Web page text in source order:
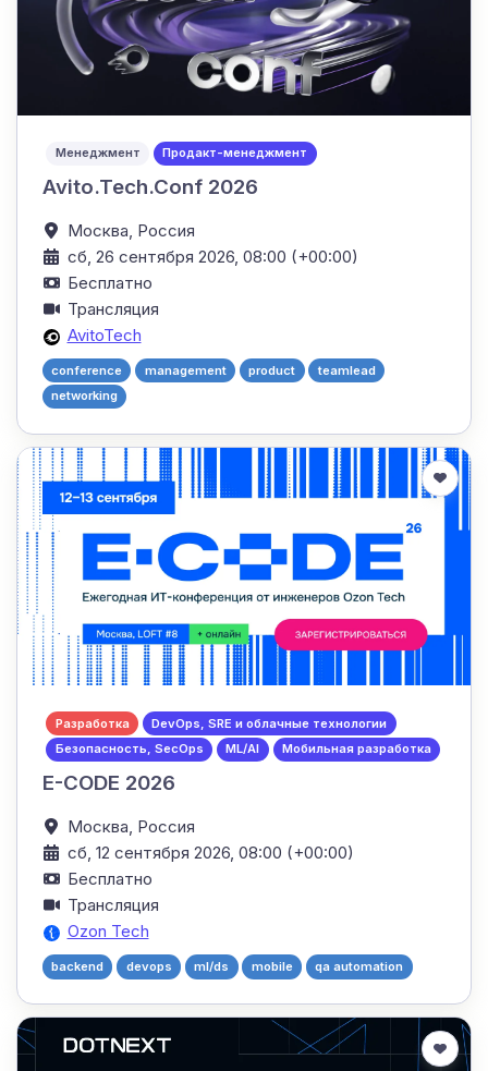
Менеджмент Продакт-менеджмент
Avito.Tech.Conf 2026
Москва, Россия
сб, 26 сентября 2026, 08:00 (+00:00)
Бесплатно
Трансляция
AvitoTech
conference management product
teamlead
networking
Разработка
DevOps, SRE и облачные технологии
Безопасность, SecOps
ML/AI Мобильная разработка
E-CODE 2026
Москва, Россия
сб, 12 сентября 2026, 08:00 (+00:00)
Бесплатно
Трансляция
Ozon Tech
backend devops ml/ds mobile qa automation